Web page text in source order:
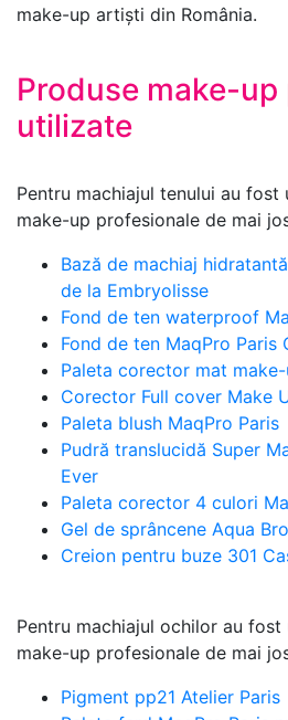
make-up artiști din România.
Produse make-
utilizate
Pentru machiajul tenului au
make-up profesionale de mai
Bază de machiaj
de la Embryolisse
Fond de ten waterproof
Fond de ten MaqPro Paris
Paleta corector mat
Corector Full cover Make
Paleta blush MaqPro Paris
Pudră translucidă Super
Ever
Paleta corector 4 culori
Gel de sprâncene Aqua
Creion pentru buze 301
Pentru machiajul ochilor au
make-up profesionale de mai
Pigment pp21 Atelier Paris